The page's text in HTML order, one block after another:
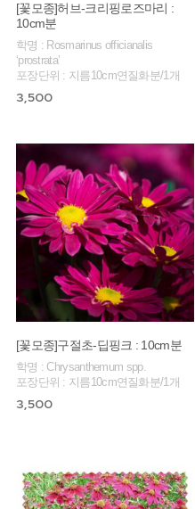
[꽃모종]허브-크리핑로즈마리 :
10cm분
학명 : Rosmarinus officianalis
‘prostrata’
포장단위 : 지름10cm연질화분/1개
3,500
[꽃모종]구절초-딥핑크 : 10cm분
학명 : Chrysanthemum spp.
포장단위 : 지름10cm연질화분/1개
3,500